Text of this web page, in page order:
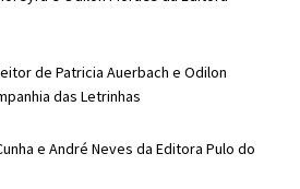
de Patricia Auerbach e Odilon
das Letrinhas
e André Neves da Editora Pulo do